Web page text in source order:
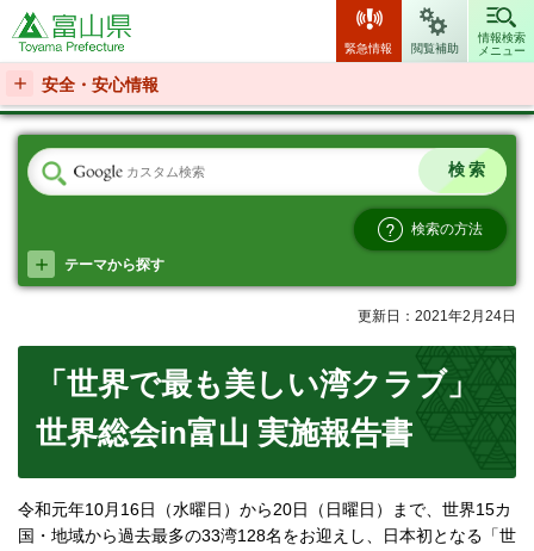
富山県
緊急情報 閲覧補助
情報検索
メニュー
安全・安心情報
検索の方法
テーマから探す
更新日：2021年2月24日
「世界で最も美しい湾クラブ」
世界総会in富山 実施報告書
令和元年10月16日（水曜日）から20日（日曜日）まで、世界15カ
国・地域から過去最多の33湾128名をお迎えし、日本初となる「世